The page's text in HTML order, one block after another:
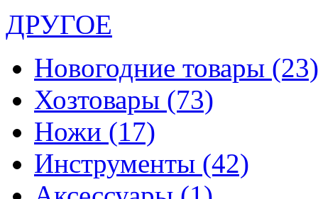
ДРУГОЕ
Новогодние товары (23)
Хозтовары (73)
Ножи (17)
Инструменты (42)